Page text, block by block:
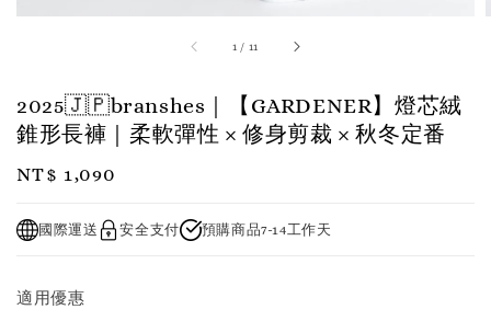
1 / 11
2025🇯🇵branshes｜【GARDENER】燈芯絨
錐形長褲｜柔軟彈性 × 修身剪裁 × 秋冬定番
Regular
NT$ 1,090
國際運送 安全支付 預購商品7-14工作天
適用優惠